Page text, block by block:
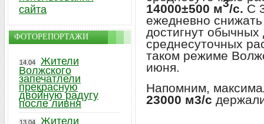
14000±500 м3/с. С
ежедневно
достигнут
среднесуточных
таком режиме
июня.
Напомним,
23000 м3/с
сайта
ФОТОРЕПОРТАЖИ
14.04
Жители
Волжского
запечатлели
прекрасную
двойную радугу
после ливня
13.04
Жители